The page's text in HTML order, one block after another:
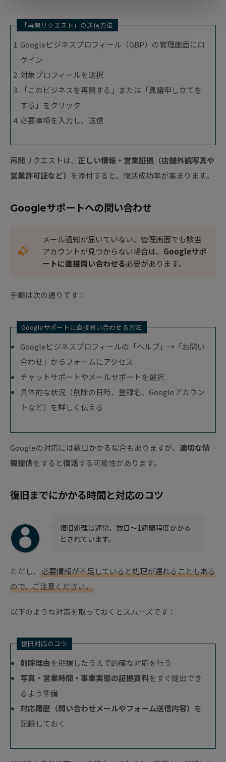
「再開リクエスト」の送信方法
Googleビジネスプロフィール（GBP）の管理画面にロ
グイン
対象プロフィールを選択
「このビジネスを再開する」または「異議申し立てを
する」をクリック
必要事項を入力し、送信
再開リクエストは、 正しい情報・営業証拠（店舗外観写真や
営業許可証など） を添付すると、復活成功率が高まります。
Googleサポートへの問い合わせ
メール通知が届いていない、管理画面でも該当
アカウントが見つからない場合は、 Googleサポ
ートに直接問い合わせる必要があります。
手順は次の通りです：
Googleサポートに直接問い合わせる方法
Googleビジネスプロフィールの「ヘルプ」→「お問い
合わせ」からフォームにアクセス
チャットサポートやメールサポートを選択
具体的な状況（削除の日時、登録名、Googleアカウン
トなど）を詳しく伝える
Googleの対応には数日かかる場合もありますが、 適切な情
報提供をすると復活する可能性があります。
復旧までにかかる時間と対応のコツ
復旧処理は通常、数日〜1週間程度かかる
とされています。
ただし、 必要情報が不足していると処理が遅れることもある
ので、ご注意ください。
以下のような対策を取っておくとスムーズです：
復旧対応のコツ
削除理由を把握したうえで的確な対応を行う
写真・営業時間・事業実態の証拠資料をすぐ提出でき
るよう準備
対応履歴（問い合わせメールやフォーム送信内容） を
記録しておく